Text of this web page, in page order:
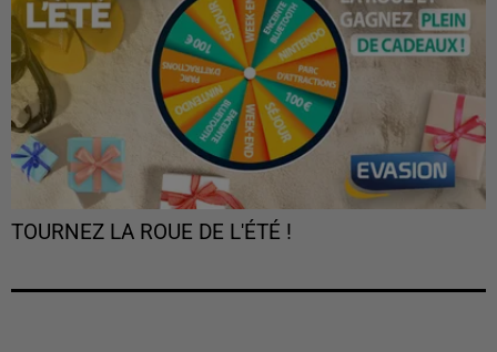
TOURNEZ LA ROUE DE L'ÉTÉ !